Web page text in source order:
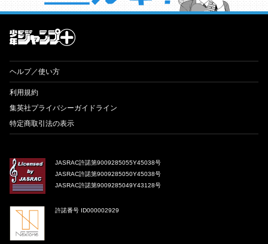
才能溢れる投稿作が読み放題！ ジャンプルーキー！
ヘルプ／使い方
利用規約
集英社プライバシーガイドライン
特定商取引法の表示
JASRAC許諾第9009285055Y45038号
JASRAC許諾第9009285050Y45038号
JASRAC許諾第9009285049Y43128号
許諾番号 ID000002929